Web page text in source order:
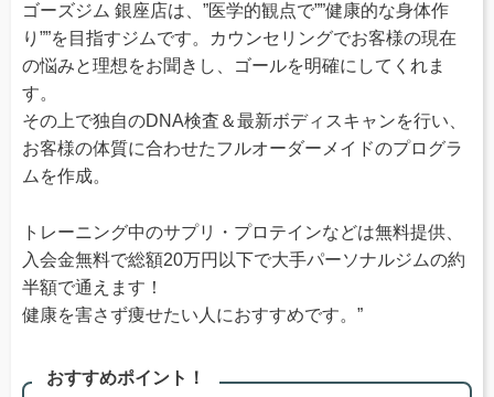
ゴーズジム 銀座店は、”医学的観点で””健康的な身体作
り””を目指すジムです。カウンセリングでお客様の現在
の悩みと理想をお聞きし、ゴールを明確にしてくれま
す。
その上で独自のDNA検査＆最新ボディスキャンを行い、
お客様の体質に合わせたフルオーダーメイドのプログラ
ムを作成。
トレーニング中のサプリ・プロテインなどは無料提供、
入会金無料で総額20万円以下で大手パーソナルジムの約
半額で通えます！
健康を害さず痩せたい人におすすめです。”
おすすめポイント！